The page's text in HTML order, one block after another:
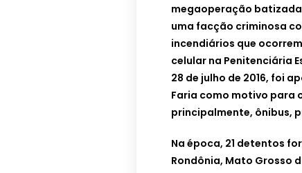
megaoperação batizada
uma facção criminosa
incendiários que
celular na Penitenciária
28 de julho de 2016, foi
Faria como motivo para
principalmente, ônibus,
Na época, 21 detentos
Rondônia, Mato Grosso